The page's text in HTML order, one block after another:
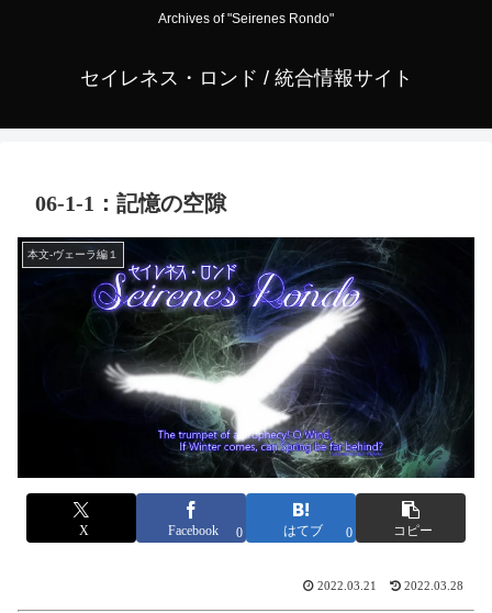
Archives of "Seirenes Rondo"
セイレネス・ロンド / 統合情報サイト
06-1-1：記憶の空隙
本文-ヴェーラ編１
X Facebook 0 はてブ 0 コピー
2022.03.21 2022.03.28